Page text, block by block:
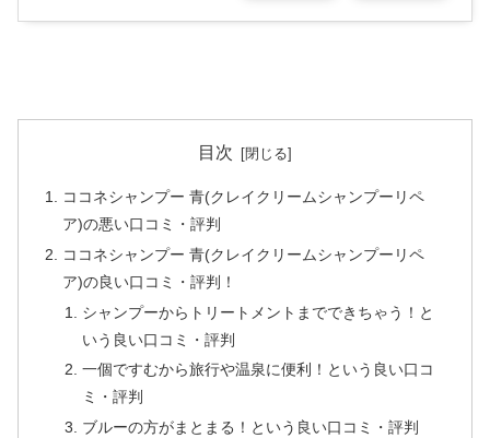
目次
ココネシャンプー 青(クレイクリームシャンプーリペ
ア)の悪い口コミ・評判
ココネシャンプー 青(クレイクリームシャンプーリペ
ア)の良い口コミ・評判！
シャンプーからトリートメントまでできちゃう！と
いう良い口コミ・評判
一個ですむから旅行や温泉に便利！という良い口コ
ミ・評判
ブルーの方がまとまる！という良い口コミ・評判